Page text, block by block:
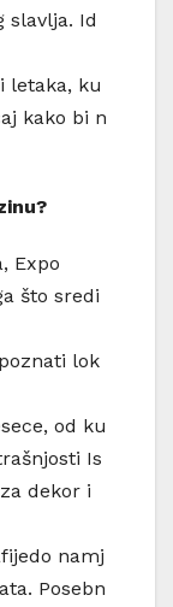
slavlja. Id
letaka, ku
kako bi n
?
Expo
što sredi
lok
od ku
Is
dekor i
namj
Posebn